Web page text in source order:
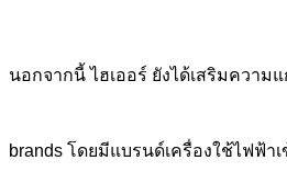
นอกจากนี้ ไฮเออร์ ยังได้เสริมความ
brands โดยมีแบรนด์เครื่องใช้ไฟฟ้า